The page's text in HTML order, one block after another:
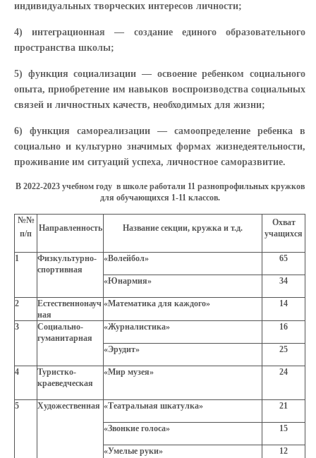
индивидуальных творческих интересов личности;
4) интеграционная — создание единого образовательного
пространства школы;
5) функция социализации — освоение ребенком социального
опыта, приобретение им навыков воспроизводства социальных
связей и личностных качеств, необходимых для жизни;
6) функция самореализации — самоопределение ребенка в
социально и культурно значимых формах жизнедеятельности,
проживание им ситуаций успеха, личностное саморазвитие.
В 2022-2023 учебном году в школе работали 11 разнопрофильных кружков
для обучающихся 1-11 классов.
№№
п/п
Направленность Название секции, кружка и т.д.
Охват
учащихся
1
Физкультурно-
спортивная
«Волейбол» 65
«Юнармия» 34
2
Естественнонауч
ная
«Математика для каждого» 14
3
Социально-
гуманитарная
«Журналистика» 16
«Эрудит» 25
4
Туристко-
краеведческая
«Мир музея» 24
5 Художественная «Театральная шкатулка» 21
«Звонкие голоса» 15
«Умелые руки» 12